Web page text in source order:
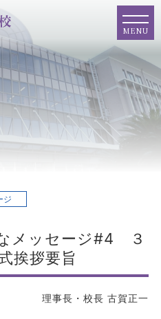
MENU
ジ
メッセージ#4 ３
挨拶要旨
理事長・校長 古賀正一